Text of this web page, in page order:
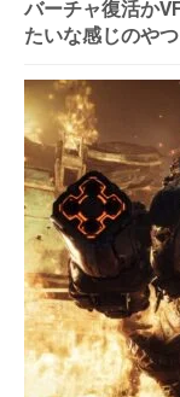
バーチャ復活か
たいな感じのやつ